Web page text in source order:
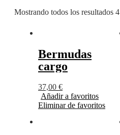
Mostrando todos los resultados 4
Bermudas
cargo
37,00€
Añadir a favoritos
Eliminar de favoritos